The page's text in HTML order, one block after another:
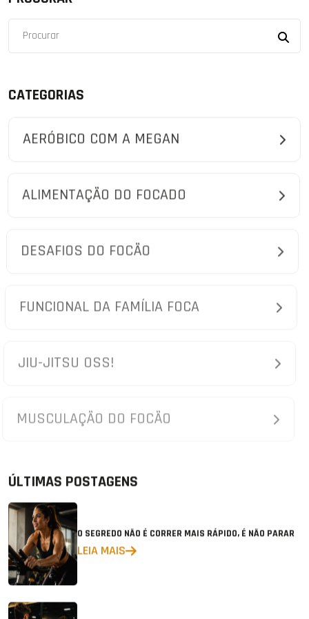
CATEGORIAS
AERÓBICO COM A MEGAN
ALIMENTAÇÃO DO FOCADO
DESAFIOS DO FOCÃO
FUNCIONAL DA FAMÍLIA FOCA
JIU-JITSU OSS!
MUSCULAÇÃO DO FOCÃO
ÚLTIMAS POSTAGENS
O SEGREDO NÃO É CORRER MAIS RÁPIDO, É NÃO PARAR
LEIA MAIS